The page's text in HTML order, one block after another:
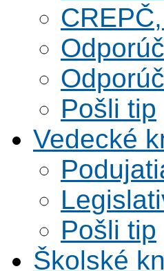
Pošli tip
Vedecké
Pošli tip
Školské